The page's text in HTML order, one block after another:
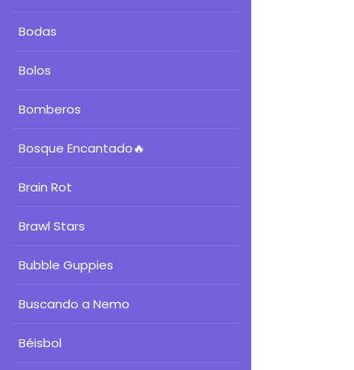
Bodas
Bolos
Bomberos
Bosque Encantado🔥
Brain Rot
Brawl Stars
Bubble Guppies
Buscando a Nemo
Béisbol